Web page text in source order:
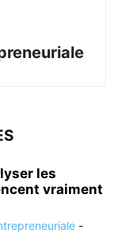
les
vraiment
-